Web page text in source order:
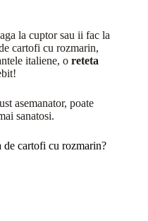
la cuptor sau ii fac la
cartofi cu rozmarin,
italiene, o reteta
asemanator, poate
sanatosi.
de cartofi cu rozmarin?